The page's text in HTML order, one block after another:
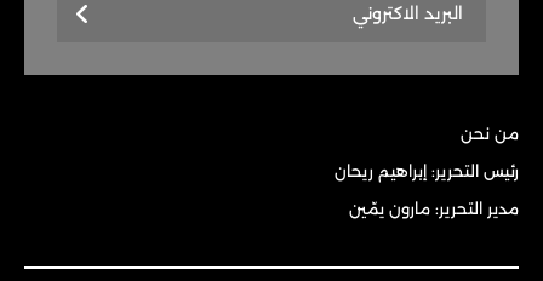
من نحن
رئيس التحرير: إبراهيم ريحان
مدير التحرير: مارون يمّين